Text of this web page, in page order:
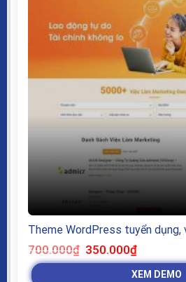
Theme WordPress tuyển dụng,
700.000₫ Giá
gốc
là:
350.000₫Giá
hiện
tại
là:
XEM DEMO